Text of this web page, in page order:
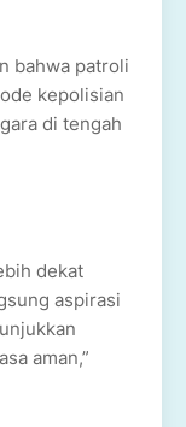
bahwa patroli
kepolisian
di tengah
dekat
aspirasi
aman,”